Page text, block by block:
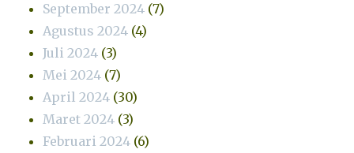
September 2024 (7)
Agustus 2024 (4)
Juli 2024 (3)
Mei 2024 (7)
April 2024 (30)
Maret 2024 (3)
Februari 2024 (6)